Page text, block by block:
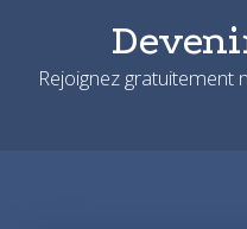
Rejoignez